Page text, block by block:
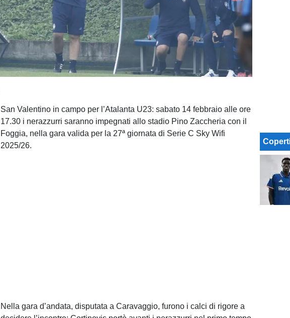
San Valentino in campo per l’Atalanta U23: sabato 14 febbraio alle ore
17.30 i nerazzurri saranno impegnati allo stadio Pino Zaccheria con il
Foggia, nella gara valida per la 27ª giornata di Serie C Sky Wifi
2025/26.
Nella gara d’andata, disputata a Caravaggio, furono i calci di rigore a